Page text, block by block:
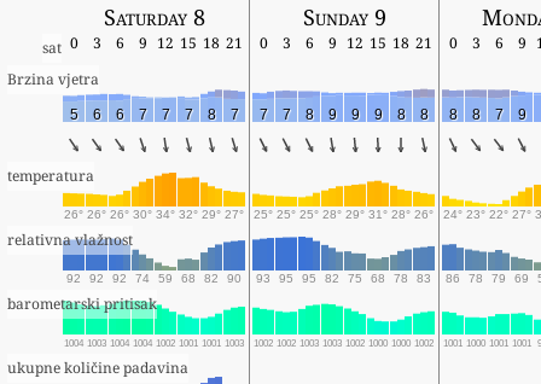
Saturday 8 Sunday 9
sat 0 3 6 9 12 15 18 21 0 3 6 9 12 15 18 21 0 3 6 9
Brzina vjetra
5 6 6 7 7 7 8 7 7 7 8 9 9 9 8 8 8 8 7 9
temperatura
26° 26° 26° 30° 34° 32° 29° 27° 25° 25° 25° 28° 29° 31° 28° 26° 24° 23° 22° 27°
relativna vlažnost
92 92 92 74 59 68 82 90 93 95 95 82 75 68 78 83 86 78 79 69
barometarski pritisak
1004 1003 1004 1004 1002 1001 1001 1003 1002 1002 1003 1003 1002 1000 1000 1002 1001 1000 1001 1001
ukupne količine padavina